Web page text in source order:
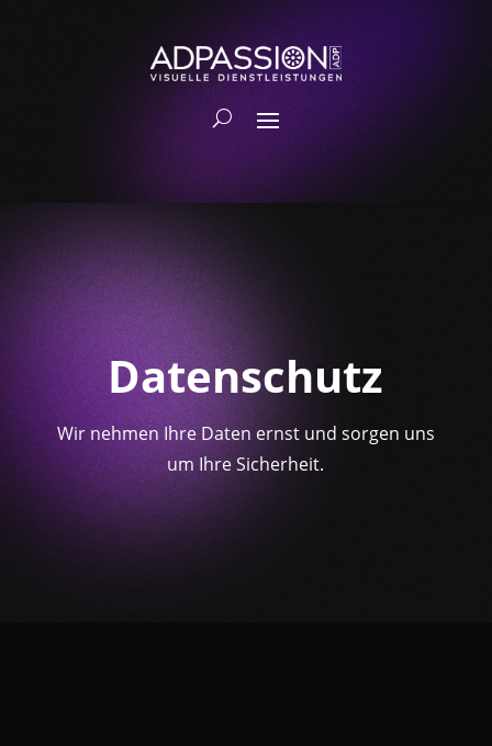
Datenschutz
Wir nehmen Ihre Daten ernst und sorgen uns
um Ihre Sicherheit.